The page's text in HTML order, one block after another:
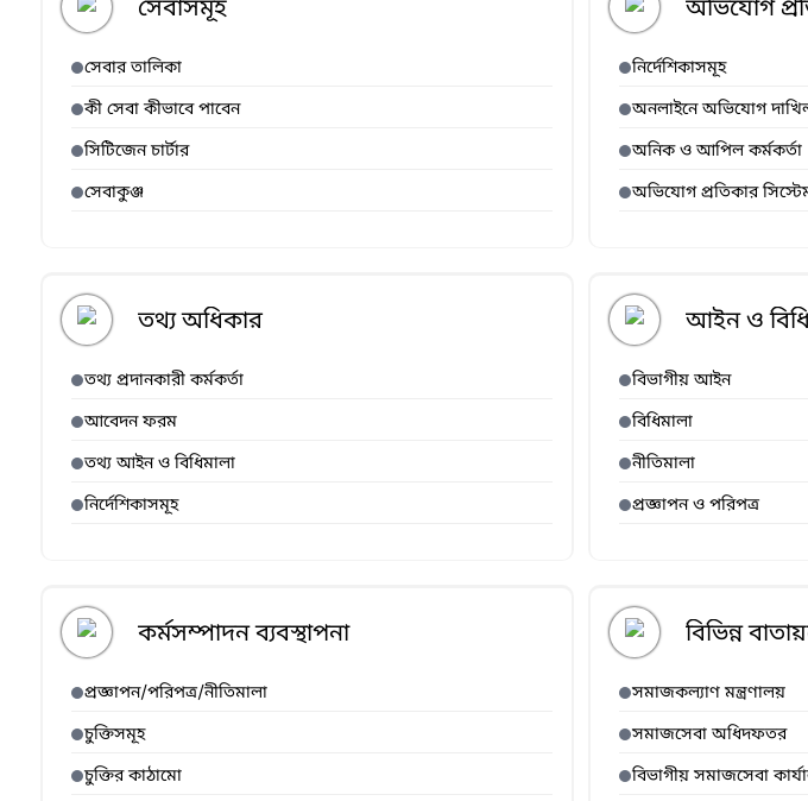
সেবাসমূহ
সেবার তালিকা
কী সেবা কীভাবে পাবেন
সিটিজেন চার্টার
সেবাকুঞ্জ
অভিযোগ
নির্দেশিকাসমূহ
অনলাইনে অভিযোগ
অনিক ও আপিল কর্মকর্তা
অভিযোগ প্রতিকার
তথ্য অধিকার
তথ্য প্রদানকারী কর্মকর্তা
আবেদন ফরম
তথ্য আইন ও বিধিমালা
নির্দেশিকাসমূহ
আইন ও
বিভাগীয় আইন
বিধিমালা
নীতিমালা
প্রজ্ঞাপন ও পরিপত্র
কর্মসম্পাদন ব্যবস্থাপনা
প্রজ্ঞাপন/পরিপত্র/নীতিমালা
চুক্তিসমূহ
চুক্তির কাঠামো
বিভিন্ন
সমাজকল্যাণ মন্ত্রণালয়
সমাজসেবা অধিদফতর
বিভাগীয় সমাজসেবা